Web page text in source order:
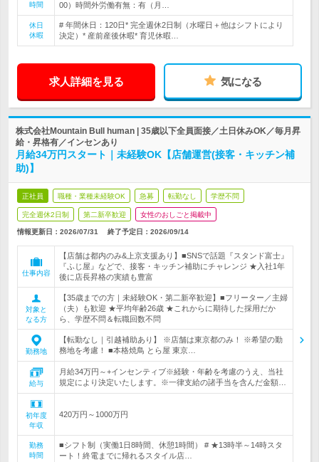
時間
00）時間外労働有無：有（月…
休日
休暇
# 年間休日：120日* 完全週休2日制（水曜日＋他はシフトにより
決定）* 産前産後休暇* 育児休暇…
求人詳細を見る 気になる
株式会社Mountain Bull human | 35歳以下全員面接／土日休みOK／毎月昇
給・昇格有／インセンあり
月給34万円スタート｜未経験OK【店舗運営(接客・キッチン補
助)】
正社員 職種・業種未経験OK 急募 転勤なし 学歴不問
完全週休2日制 第二新卒歓迎 女性のおしごと掲載中
情報更新日：2026/07/31 終了予定日： 2026/09/14
仕事内容
【店舗は都内のみ&上京支援あり】■SNSで話題『スタンド富士』
『ふじ屋』などで、接客・キッチン補助にチャレンジ ★入社1年
後に店長昇格の実績も豊富
対象と
なる方
【35歳までの方｜未経験OK・第二新卒歓迎】■フリーター／主婦
（夫）も歓迎 ★平均年齢26歳 ★これからに期待した採用だか
ら、学歴不問＆転職回数不問
勤務地
【転勤なし｜引越補助あり】 ※店舗は東京都のみ！ ※希望の勤
務地を考慮！ ■本格焼鳥 とら屋 東京…
給与
月給34万円～+インセンティブ※経験・年齢を考慮のうえ、当社
規定により決定いたします。※一律支給の諸手当を含んだ金額…
初年度
年収
420万円～1000万円
勤務
時間
■シフト制（実働1日8時間、休憩1時間） # ★13時半～14時スタ
ート！終電までに帰れるスタイル店…